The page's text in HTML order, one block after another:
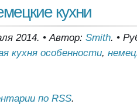
кухни
2014. •Автор: Smith. •
кухня особенности,
по RSS.